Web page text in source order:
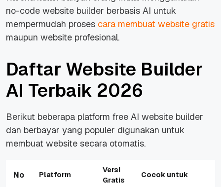
no-code website builder berbasis AI untuk
mempermudah proses cara membuat website gratis
maupun website profesional.
Daftar Website Builder
AI Terbaik 2026
Berikut beberapa platform free AI website builder
dan berbayar yang populer digunakan untuk
membuat website secara otomatis.
No Platform
Versi
Gratis
Cocok untuk